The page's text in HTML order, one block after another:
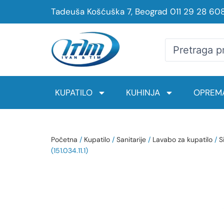
Tadeuša Košćuška 7, Beograd 011 29 28
KUPATILO KUHINJA
Početna / Kupatilo / Sanitarije / Lavabo za kupatilo /
(151.034.11.1)